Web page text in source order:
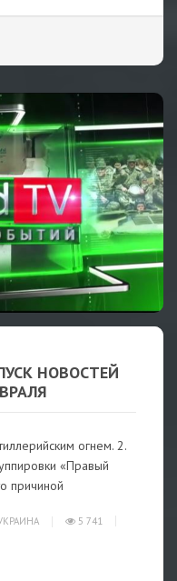
НОВОСТЕЙ
огнем. 2.
«Правый
причиной
5 741